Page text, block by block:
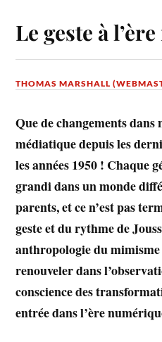
Le geste à
THOMAS MARSHALL
Que de changements
médiatique depuis les
les années 1950 ! Chaque
grandi dans un monde
parents, et ce n’est pas
geste et du rythme de
anthropologie du mimisme
renouveler dans
conscience des
entrée dans l’ère